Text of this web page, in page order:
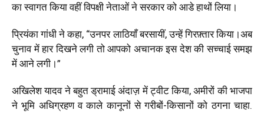
का स्वागत किया वहीं विपक्षी नेताओं ने सरकार को आडे हाथों लिया।
प्रियंका गांधी ने कहा, “उनपर लाठियाँ बरसायीं, उन्हें गिरफ़्तार किया।अब
चुनाव में हार दिखने लगी तो आपको अचानक इस देश की सच्चाई समझ
में आने लगी।”
अखिलेश यादव ने बहुत ड्रामाई अंदाज़ में ट्वीट किया,अमीरों की भाजपा
ने भूमि अधिग्रहण व काले कानूनों से गरीबों-किसानों को ठगना चाहा.